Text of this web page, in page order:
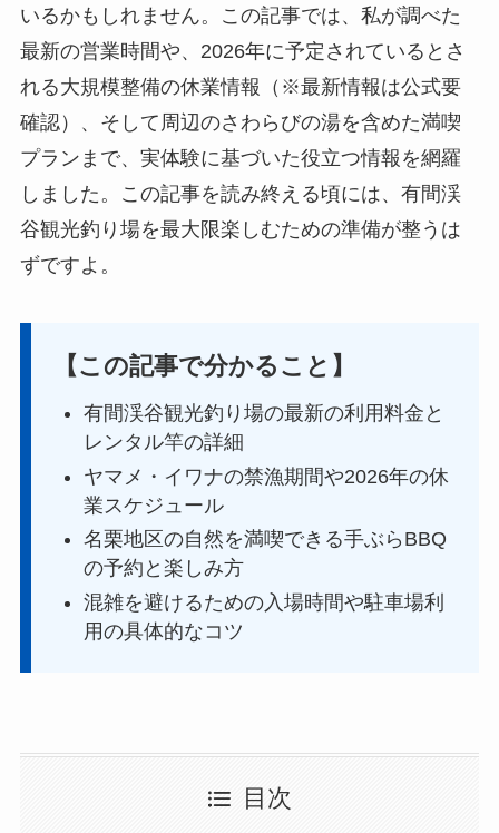
いるかもしれません。この記事では、私が調べた
最新の営業時間や、2026年に予定されているとさ
れる大規模整備の休業情報（※最新情報は公式要
確認）、そして周辺のさわらびの湯を含めた満喫
プランまで、実体験に基づいた役立つ情報を網羅
しました。この記事を読み終える頃には、有間渓
谷観光釣り場を最大限楽しむための準備が整うは
ずですよ。
【この記事で分かること】
有間渓谷観光釣り場の最新の利用料金と
レンタル竿の詳細
ヤマメ・イワナの禁漁期間や2026年の休
業スケジュール
名栗地区の自然を満喫できる手ぶらBBQ
の予約と楽しみ方
混雑を避けるための入場時間や駐車場利
用の具体的なコツ
目次